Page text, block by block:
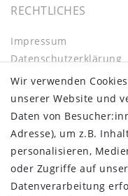
RECHTLICHES
Impressum
Daten­schutz­erklärung
AGB
Widerrufs­recht
Kontakt
Vertrag widerrufen
INFORMATIONEN:
Wir verwenden
unserer Website und
Daten von
Adresse), um z.B.
personalisieren,
oder Zugriffe auf
Datenverarbeitung